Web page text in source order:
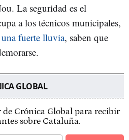
La seguridad es el
a los técnicos municipales,
fuerte lluvia, saben que
GLOBAL
Crónica Global para recibir
sobre Cataluña.